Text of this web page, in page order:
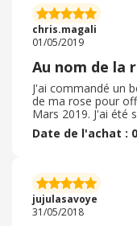
Je recommande
qualité des
une boutique.
chris.magali
01/05/2019
Au nom de la
J'ai commandé un
de ma rose pour
Mars 2019. J'ai été
le site. Le bouquet
que j'avais fait et
professionnelles.
rose et si j'ai
de nouveau
Date de l'achat :
jujulasavoye
31/05/2018